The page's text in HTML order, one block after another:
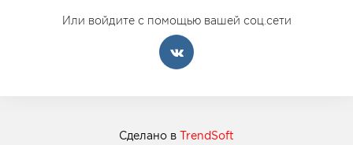
Или войдите с помощью вашей соц.сети
Сделано в TrendSoft